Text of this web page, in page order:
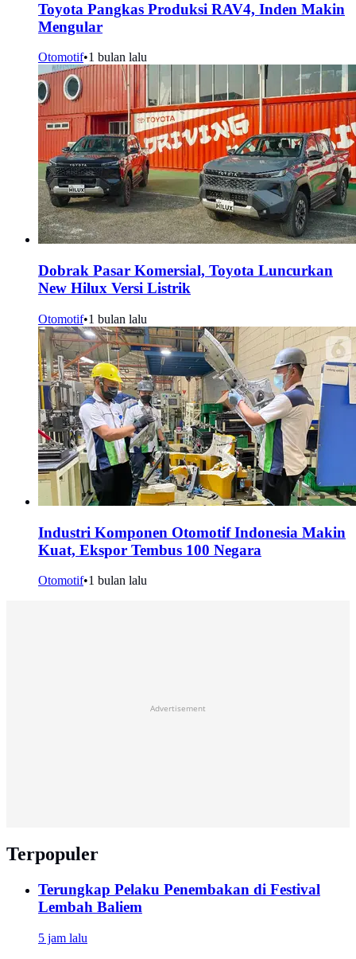
Toyota Pangkas Produksi RAV4, Inden Makin
Mengular
Otomotif•1 bulan lalu
Dobrak Pasar Komersial, Toyota Luncurkan
New Hilux Versi Listrik
Otomotif•1 bulan lalu
Industri Komponen Otomotif Indonesia Makin
Kuat, Ekspor Tembus 100 Negara
Otomotif•1 bulan lalu
Advertisement
Terpopuler
Terungkap Pelaku Penembakan di Festival
Lembah Baliem
5 jam lalu